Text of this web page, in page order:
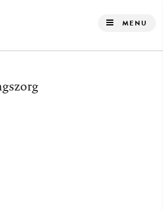
MENU